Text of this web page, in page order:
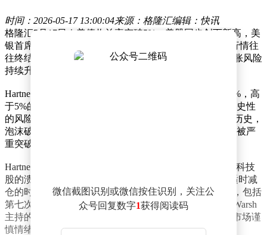
时间：2026-05-17 13:00:04来源：格隆汇编辑：快讯
格隆汇5月17日｜美债收益率突破5%，美股同步创下新高，美
银首席投资策略师Michael Hartnett发出警示：资产繁荣行情往
往终结于收益率快速走高，叠加市场资金扎堆股市、通胀风险
持续升温，6月初将是获利了结的窗口期。
Hartnett在最新报告中表示，30年期美债收益率触及5.11%，高
于5%的关键防线，且即将突破多年阻力位，可能引发历史性
的风险价值冲击，导致收益率在短期内急剧飙升。回顾历史，
泡沫破裂往往伴随着收益率的快速上行，一旦5%的防线被严
重突破，通往厄运的大门便将打开。
Hartnett还在《Flow Show》周报中写道，"多头向股票和科技
股的溃退式追涨可能在未来几周内全面完成，6月初是适时减
仓的时机。"他指出，6月将有一系列关键事件密集登场，包括
第七次欧佩克会议、世界杯开幕、G7峰会，以及Kevin Warsh
主持的首次美联储FOMC会议，这些事件均有可能触发市场谨
慎情绪。
微信截图识别或微信按住识别，关注公
众号回复数字1获得阅读码